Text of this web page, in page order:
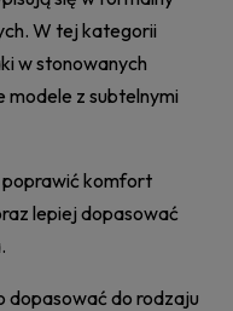
W tej kategorii
w stonowanych
modele z subtelnymi
komfort
lepiej dopasować
do rodzaju